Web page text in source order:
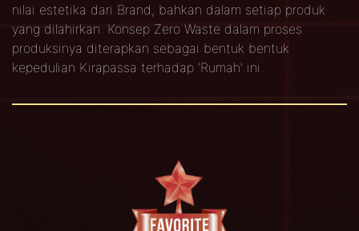
nilai estetika dari Brand, bahkan dalam setiap produk
yang dilahirkan. Konsep Zero Waste dalam proses
produksinya diterapkan sebagai bentuk bentuk
kepedulian Kirapassa terhadap ‘Rumah’ ini.